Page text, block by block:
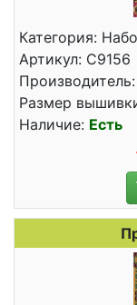
Категория:
Артикул: С9156
Размер
Наличие: Есть